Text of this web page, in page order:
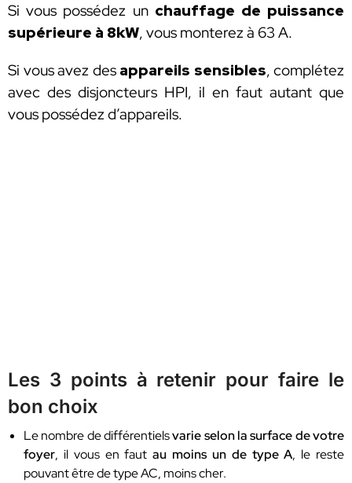
Si vous possédez un chauffage de puissance
supérieure à 8kW, vous monterez à 63 A.
Si vous avez des appareils sensibles, complétez
avec des disjoncteurs HPI, il en faut autant que
vous possédez d’appareils.
Les 3 points à retenir pour faire le
bon choix
Le nombre de différentielsvarie selon la surface de votre
foyer, il vous en fautau moins un de type A, le reste
pouvant être de type AC, moins cher.